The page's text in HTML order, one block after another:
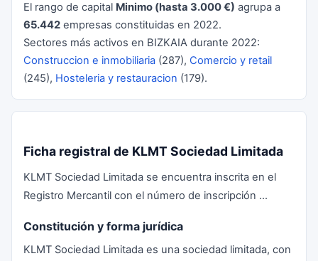
El rango de capital Minimo (hasta 3.000 €) agrupa a
65.442 empresas constituidas en 2022.
Sectores más activos en BIZKAIA durante 2022:
Construccion e inmobiliaria (287), Comercio y retail
(245), Hosteleria y restauracion (179).
Ficha registral de KLMT Sociedad Limitada
KLMT Sociedad Limitada se encuentra inscrita en el
Registro Mercantil con el número de inscripción ...
Constitución y forma jurídica
KLMT Sociedad Limitada es una sociedad limitada, con